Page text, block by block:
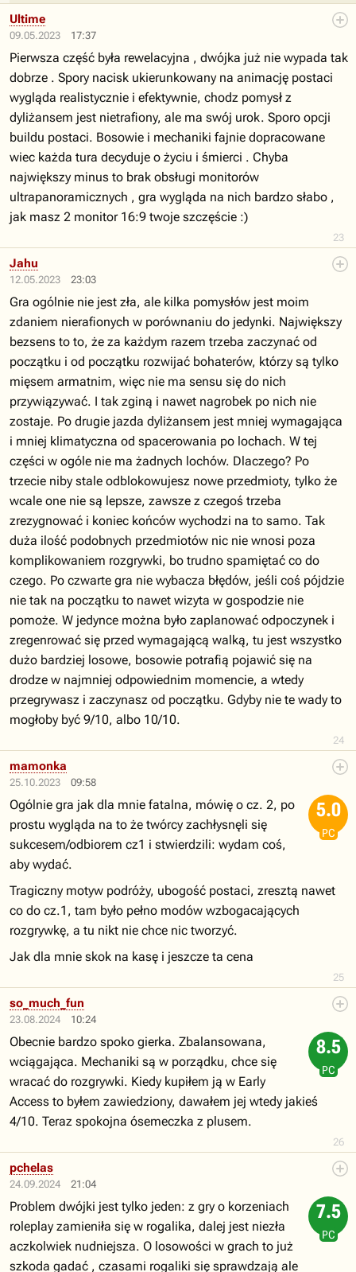
09.05.2023 17:37
23
Ultime
Pierwsza część była rewelacyjna , dwójka już nie wypada tak
dobrze . Spory nacisk ukierunkowany na animację postaci
wygląda realistycznie i efektywnie, chodz pomysł z
dyliżansem jest nietrafiony, ale ma swój urok. Sporo opcji
buildu postaci. Bosowie i mechaniki fajnie dopracowane
wiec każda tura decyduje o życiu i śmierci . Chyba
największy minus to brak obsługi monitorów
ultrapanoramicznych , gra wygląda na nich bardzo słabo ,
jak masz 2 monitor 16:9 twoje szczęście :)
12.05.2023 23:03
24
Jahu
Gra ogólnie nie jest zła, ale kilka pomysłów jest moim
zdaniem nierafionych w porównaniu do jedynki. Największy
bezsens to to, że za każdym razem trzeba zaczynać od
początku i od początku rozwijać bohaterów, którzy są tylko
mięsem armatnim, więc nie ma sensu się do nich
przywiązywać. I tak zginą i nawet nagrobek po nich nie
zostaje. Po drugie jazda dyliżansem jest mniej wymagająca
i mniej klimatyczna od spacerowania po lochach. W tej
części w ogóle nie ma żadnych lochów. Dlaczego? Po
trzecie niby stale odblokowujesz nowe przedmioty, tylko że
wcale one nie są lepsze, zawsze z czegoś trzeba
zrezygnować i koniec końców wychodzi na to samo. Tak
duża ilość podobnych przedmiotów nic nie wnosi poza
komplikowaniem rozgrywki, bo trudno spamiętać co do
czego. Po czwarte gra nie wybacza błędów, jeśli coś pójdzie
nie tak na początku to nawet wizyta w gospodzie nie
pomoże. W jedynce można było zaplanować odpoczynek i
zregenrować się przed wymagającą walką, tu jest wszystko
dużo bardziej losowe, bosowie potrafią pojawić się na
drodze w najmniej odpowiednim momencie, a wtedy
przegrywasz i zaczynasz od początku. Gdyby nie te wady to
mogłoby być 9/10, albo 10/10.
25.10.2023 09:58
25
mamonka
5.0
PC
Ogólnie gra jak dla mnie fatalna, mówię o cz. 2, po
prostu wygląda na to że twórcy zachłysnęli się
sukcesem/odbiorem cz1 i stwierdzili: wydam coś,
aby wydać.
Tragiczny motyw podróży, ubogość postaci, zresztą nawet
co do cz.1, tam było pełno modów wzbogacających
rozgrywkę, a tu nikt nie chce nic tworzyć.
Jak dla mnie skok na kasę i jeszcze ta cena
23.08.2024 10:24
26
so_much_fun
8.5
PC
Obecnie bardzo spoko gierka. Zbalansowana,
wciągająca. Mechaniki są w porządku, chce się
wracać do rozgrywki. Kiedy kupiłem ją w Early
Access to byłem zawiedziony, dawałem jej wtedy jakieś
4/10. Teraz spokojna ósemeczka z plusem.
24.09.2024 21:04
pchelas
7.5
PC
Problem dwójki jest tylko jeden: z gry o korzeniach
roleplay zamieniła się w rogalika, dalej jest niezła
aczkolwiek nudniejsza. O losowości w grach to już
szkoda gadać , czasami rogaliki się sprawdzają ale